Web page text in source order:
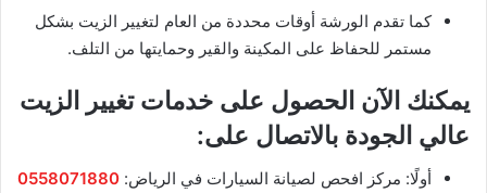
كما تقدم الورشة أوقات محددة من العام لتغيير الزيت بشكل
مستمر للحفاظ على المكينة والقير وحمايتها من التلف.
يمكنك الآن الحصول على خدمات تغيير الزيت
عالي الجودة بالاتصال على:
أولًا: مركز افحص لصيانة السيارات في الرياض: 0558071880